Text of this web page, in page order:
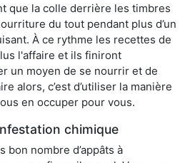
que la colle derrière les timbres
du tout pendant plus d’un
À ce rythme les recettes de
l'affaire et ils finiront
un moyen de se nourrir et de
alors, c’est d’utiliser la manière
en occuper pour vous.
chimique
bon nombre d’appâts à